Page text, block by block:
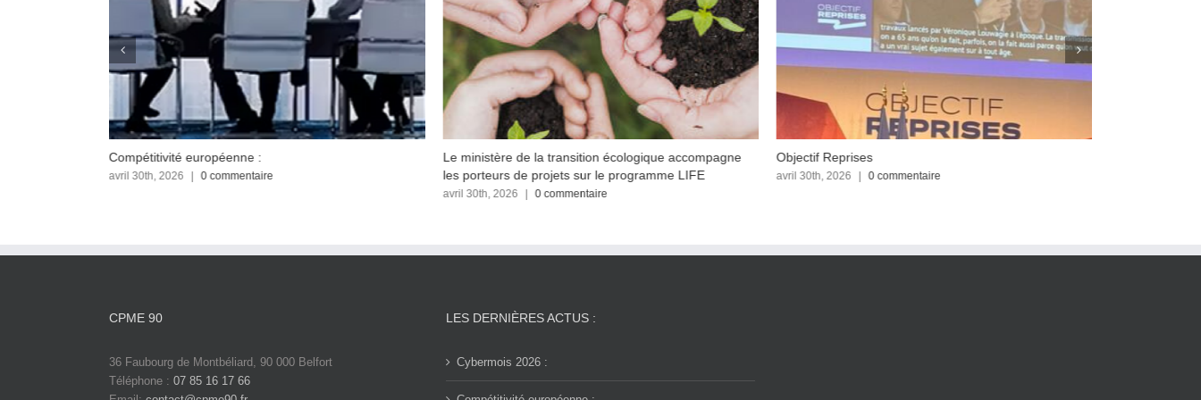
Compétitivité européenne :
avril 30th, 2026 | 0 commentaire
Le ministère de la transition écologique accompagne
les porteurs de projets sur le programme LIFE
avril 30th, 2026 | 0 commentaire
Objectif Reprises
avril 30th, 2026 | 0 commentaire
CPME 90
36 Faubourg de Montbéliard, 90 000 Belfort
Téléphone : 07 85 16 17 66
LES DERNIÈRES ACTUS :
Cybermois 2026 :